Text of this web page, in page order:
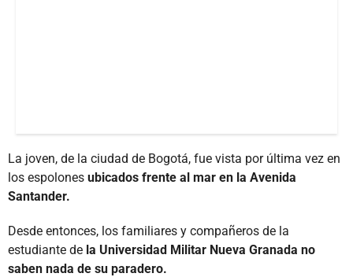
La joven, de la ciudad de Bogotá, fue vista por última vez en
los espolones ubicados frente al mar en la Avenida
Santander.
Desde entonces, los familiares y compañeros de la
estudiante de la Universidad Militar Nueva Granada no
saben nada de su paradero.